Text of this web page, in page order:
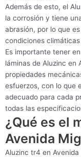
Además de esto, el
la corrosión y tiene
abrasión, por lo que
condiciones
Es importante tener
láminas de Aluzinc en
propiedades
esfuerzos, con lo que
adecuado para cada
todas las
¿Qué es el
Avenida
Aluzinc tr4 en